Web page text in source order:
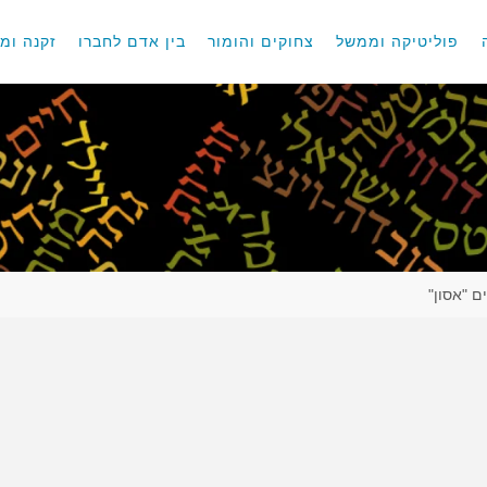
פוליטיקה וממשל צחוקים והומור בין אדם לחברו זקנה
"אסון"